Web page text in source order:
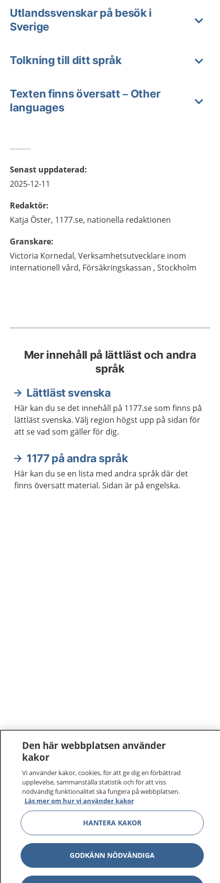
Utlandssvenskar på besök i
Sverige
Tolkning till ditt språk
Texten finns översatt – Other
languages
Senast uppdaterad:
2025-12-11
Redaktör:
Katja Öster, 1177.se, nationella redaktionen
Granskare:
Victoria Kornedal, Verksamhetsutvecklare inom
internationell vård, Försäkringskassan , Stockholm
Mer innehåll på lättläst och andra
språk
Lättläst svenska
Här kan du se det innehåll på 1177.se som finns på
lättläst svenska. Välj region högst upp på sidan för
att se vad som gäller för dig.
1177 på andra språk
Här kan du se en lista med andra språk där det
finns översatt material. Sidan är på engelska.
Den här webbplatsen använder
kakor
Vi använder kakor, cookies, för att ge dig en förbättrad
upplevelse, sammanställa statistik och för att viss
nödvändig funktionalitet ska fungera på webbplatsen.
Läs mer om hur vi använder kakor
HANTERA KAKOR
GODKÄNN NÖDVÄNDIGA